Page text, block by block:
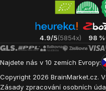
4.9/5(5854x) 98 %
Najdete nás v 10 zemích Evropy:
Copyright 2026 BrainMarket.cz.
Zásady zpracování osobních